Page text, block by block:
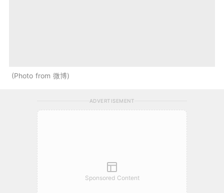
Photo from 微博
ADVERTISEMENT
Sponsored Content